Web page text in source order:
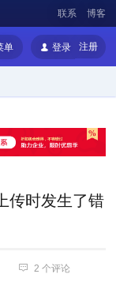
联系 博客
单 登录 注册
传时发生了错
2 个评论